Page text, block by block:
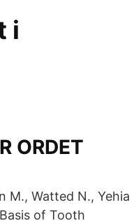
i
ORDET
M., Watted N., Yehia
of Tooth